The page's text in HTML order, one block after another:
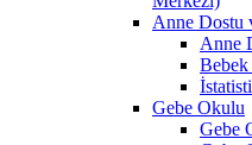
Anne Dostu
Anne
Bebek
Gebe Okulu
Gebe